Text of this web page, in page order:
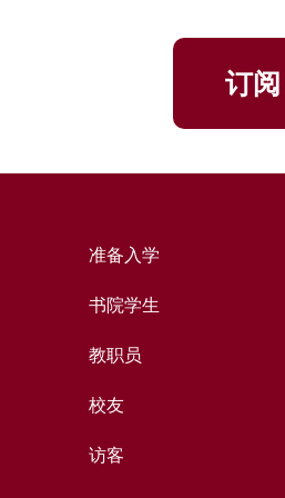
订阅
准备入学
书院学生
教职员
校友
访客